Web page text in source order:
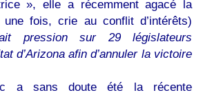
», elle a récemment agacé la
fois, crie au conflit d’intérêts)
pression sur 29 législateurs
d’Arizona afin d’annuler la victoire
a sans doute été la récente